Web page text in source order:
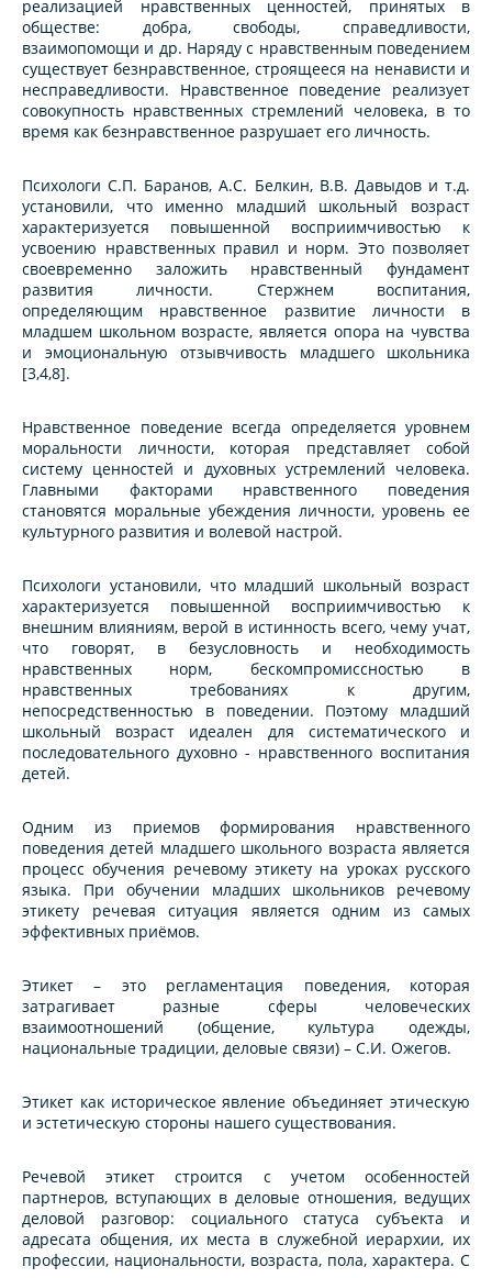
реализацией нравственных ценностей, принятых в
обществе: добра, свободы, справедливости,
взаимопомощи и др. Наряду с нравственным поведением
существует безнравственное, строящееся на ненависти и
несправедливости. Нравственное поведение реализует
совокупность нравственных стремлений человека, в то
время как безнравственное разрушает его личность.
Психологи С.П. Баранов, А.С. Белкин, В.В. Давыдов и т.д.
установили, что именно младший школьный возраст
характеризуется повышенной восприимчивостью к
усвоению нравственных правил и норм. Это позволяет
своевременно заложить нравственный фундамент
развития личности. Стержнем воспитания,
определяющим нравственное развитие личности в
младшем школьном возрасте, является опора на чувства
и эмоциональную отзывчивость младшего школьника
[3,4,8].
Нравственное поведение всегда определяется уровнем
моральности личности, которая представляет собой
систему ценностей и духовных устремлений человека.
Главными факторами нравственного поведения
становятся моральные убеждения личности, уровень ее
культурного развития и волевой настрой.
Психологи установили, что младший школьный возраст
характеризуется повышенной восприимчивостью к
внешним влияниям, верой в истинность всего, чему учат,
что говорят, в безусловность и необходимость
нравственных норм, бескомпромиссностью в
нравственных требованиях к другим,
непосредственностью в поведении. Поэтому младший
школьный возраст идеален для систематического и
последовательного духовно - нравственного воспитания
детей.
Одним из приемов формирования нравственного
поведения детей младшего школьного возраста является
процесс обучения речевому этикету на уроках русского
языка. При обучении младших школьников речевому
этикету речевая ситуация является одним из самых
эффективных приёмов.
Этикет – это регламентация поведения, которая
затрагивает разные сферы человеческих
взаимоотношений (общение, культура одежды,
национальные традиции, деловые связи) – С.И. Ожегов.
Этикет как историческое явление объединяет этическую
и эстетическую стороны нашего существования.
Речевой этикет строится с учетом особенностей
партнеров, вступающих в деловые отношения, ведущих
деловой разговор: социального статуса субъекта и
адресата общения, их места в служебной иерархии, их
профессии, национальности, возраста, пола, характера. С